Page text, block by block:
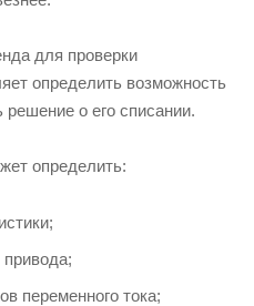
для проверки
определить возможность
решение о его списании.
определить:
привода;
переменного тока;